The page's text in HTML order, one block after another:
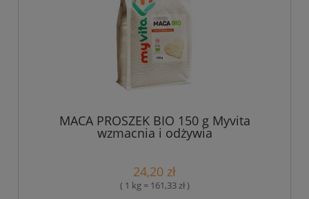
MACA PROSZEK BIO 150 g Myvita
wzmacnia i odżywia
24,20 zł
( 1 kg = 161,33 zł )